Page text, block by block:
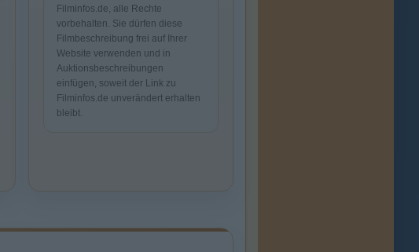
Filminfos.de, alle Rechte
vorbehalten. Sie dürfen diese
Filmbeschreibung frei auf Ihrer
Website verwenden und in
Auktionsbeschreibungen
einfügen, soweit der Link zu
Filminfos.de unverändert erhalten
bleibt.